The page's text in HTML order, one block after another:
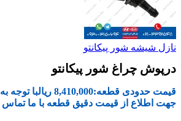
نازل شیشه شور پیکانتو
درپوش چراغ شور پیکانتو
قیمت حدودی قطعه:8,410,000 ریالبا توجه
جهت اطلاع از قیمت دقیق قطعه با ما تماس